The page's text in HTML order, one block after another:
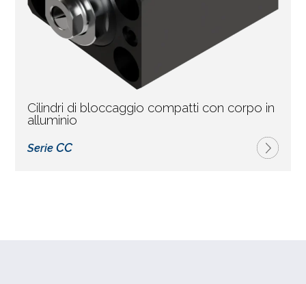
Cilindri di bloccaggio compatti con corpo in
alluminio
Serie CC